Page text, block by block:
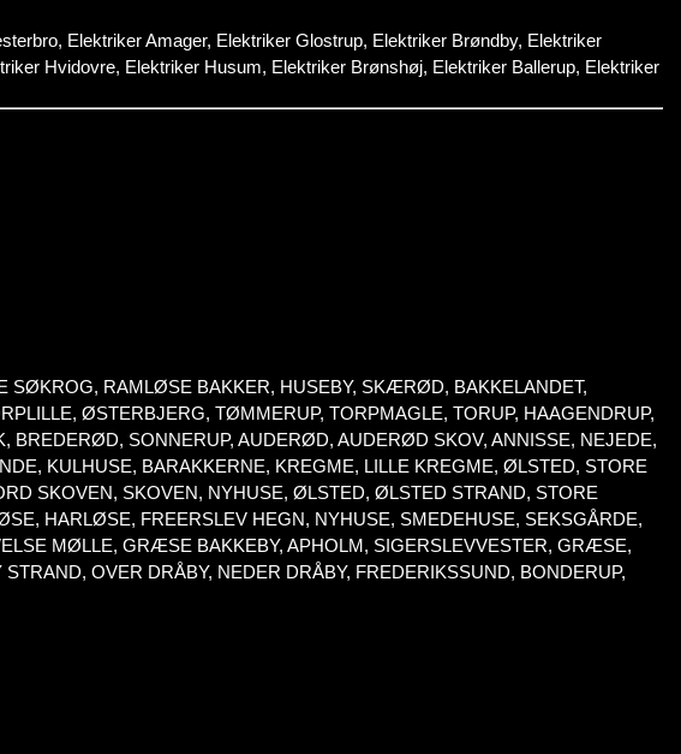
Elektriker Amager, Elektriker Glostrup, Elektriker Brøndby, Elektriker
Hvidovre, Elektriker Husum, Elektriker Brønshøj, Elektriker Ballerup, Elektriker
RAMLØSE BAKKER, HUSEBY, SKÆRØD, BAKKELANDET,
ØSTERBJERG, TØMMERUP, TORPMAGLE, TORUP, HAAGENDRUP,
SONNERUP, AUDERØD, AUDERØD SKOV, ANNISSE, NEJEDE,
KULHUSE, BARAKKERNE, KREGME, LILLE KREGME, ØLSTED, STORE
SKOVEN, SKOVEN, NYHUSE, ØLSTED, ØLSTED STRAND, STORE
HARLØSE, FREERSLEV HEGN, NYHUSE, SMEDEHUSE, SEKSGÅRDE,
MØLLE, GRÆSE BAKKEBY, APHOLM, SIGERSLEVVESTER, GRÆSE,
OVER DRÅBY, NEDER DRÅBY, FREDERIKSSUND, BONDERUP,